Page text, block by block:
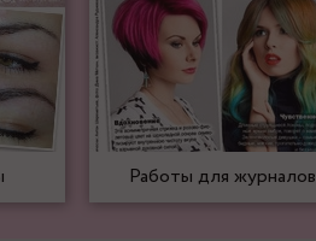
Работы для журналов